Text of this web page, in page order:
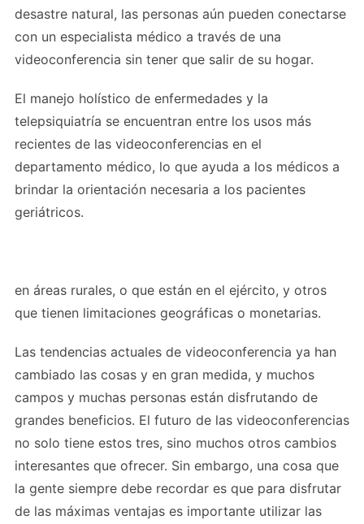
desastre natural, las personas aún pueden conectarse
con un especialista médico a través de una
videoconferencia sin tener que salir de su hogar.
El manejo holístico de enfermedades y la
telepsiquiatría se encuentran entre los usos más
recientes de las videoconferencias en el
departamento médico, lo que ayuda a los médicos a
brindar la orientación necesaria a los pacientes
geriátricos.
en áreas rurales, o que están en el ejército, y otros
que tienen limitaciones geográficas o monetarias.
Las tendencias actuales de videoconferencia ya han
cambiado las cosas y en gran medida, y muchos
campos y muchas personas están disfrutando de
grandes beneficios. El futuro de las videoconferencias
no solo tiene estos tres, sino muchos otros cambios
interesantes que ofrecer. Sin embargo, una cosa que
la gente siempre debe recordar es que para disfrutar
de las máximas ventajas es importante utilizar las